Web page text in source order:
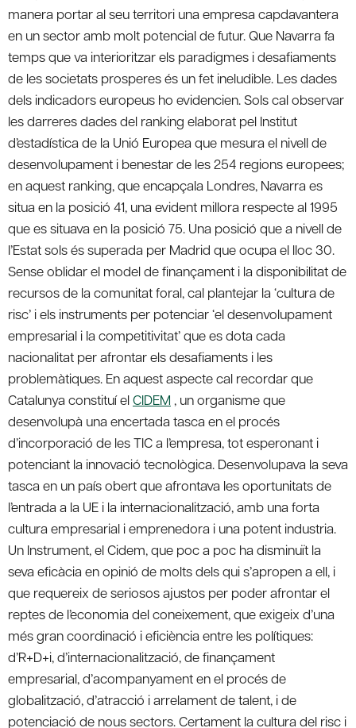
manera portar al seu territori una empresa capdavantera
en un sector amb molt potencial de futur. Que Navarra fa
temps que va interioritzar els paradigmes i desafiaments
de les societats prosperes és un fet ineludible. Les dades
dels indicadors europeus ho evidencien. Sols cal observar
les darreres dades del ranking elaborat pel Institut
d’estadística de la Unió Europea que mesura el nivell de
desenvolupament i benestar de les 254 regions europees;
en aquest ranking, que encapçala Londres, Navarra es
situa en la posició 41, una evident millora respecte al 1995
que es situava en la posició 75. Una posició que a nivell de
l’Estat sols és superada per Madrid que ocupa el lloc 30.
Sense oblidar el model de finançament i la disponibilitat de
recursos de la comunitat foral, cal plantejar la ‘cultura de
risc’ i els instruments per potenciar ‘el desenvolupament
empresarial i la competitivitat’ que es dota cada
nacionalitat per afrontar els desafiaments i les
problemàtiques. En aquest aspecte cal recordar que
Catalunya constituí elCIDEM , un organisme que
desenvolupà una encertada tasca en el procés
d’incorporació de les TIC a l’empresa, tot esperonant i
potenciant la innovació tecnològica. Desenvolupava la seva
tasca en un país obert que afrontava les oportunitats de
l’entrada a la UE i la internacionalització, amb una forta
cultura empresarial i emprenedora i una potent industria.
Un Instrument, el Cidem, que poc a poc ha disminuït la
seva eficàcia en opinió de molts dels qui s’apropen a ell, i
que requereix de seriosos ajustos per poder afrontar el
reptes de l’economia del coneixement, que exigeix d’una
més gran coordinació i eficiència entre les polítiques:
d’R+D+i, d’internacionalització, de finançament
empresarial, d’acompanyament en el procés de
globalització, d’atracció i arrelament de talent, i de
potenciació de nous sectors. Certament la cultura del risc i